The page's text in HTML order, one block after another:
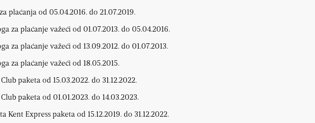
plaćanja od 05.04.2016. do 21.07.2019.
za plaćanje važeći od 01.07.2013. do 05.04.2016.
za plaćanje važeći od 13.09.2012. do 01.07.2013.
za plaćanje važeći od 18.05.2015.
paketa od 15.03.2022. do 31.12.2022.
paketa od 01.01.2023. do 14.03.2023.
Express paketa od 15.12.2019. do 31.12.2022.